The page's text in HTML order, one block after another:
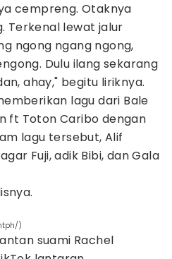
cempreng. Otaknya
Terkenal lewat jalur
ngong ngang ngong,
Dulu ilang sekarang
ahay," begitu liriknya.
lagu dari Bale
ft Toton Caribo dengan
lagu tersebut, Alif
Fuji, adik Bibi, dan Gala
)
suami Rachel